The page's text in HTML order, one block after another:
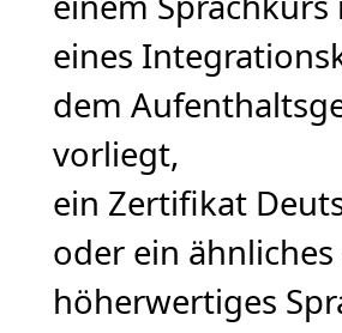
eines
dem
vorliegt,
ein Zertifikat
oder ein
höherwertiges